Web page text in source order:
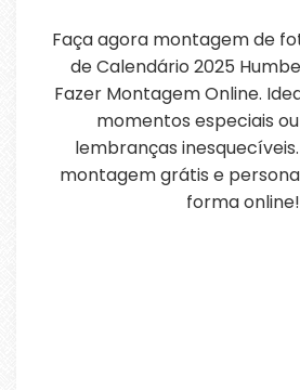
Faça agora montagem de
de Calendário 2025
Fazer Montagem Online.
momentos especiais
lembranças
montagem grátis e
forma online!